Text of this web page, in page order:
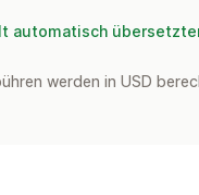
automatisch
werden in USD